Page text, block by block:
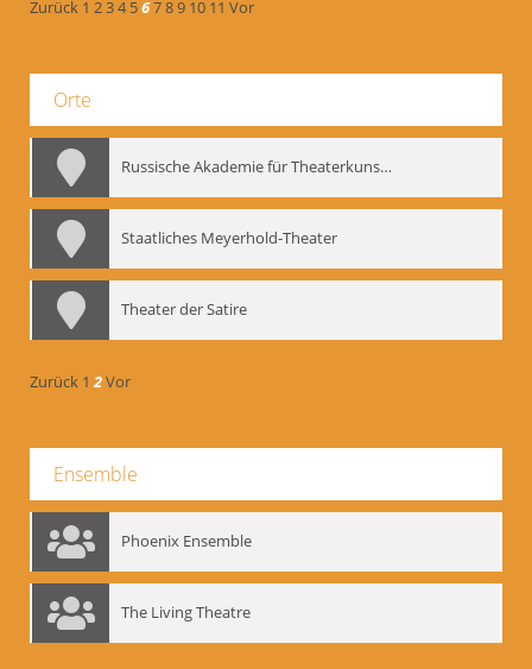
Zurück 1 234 56789 10 11 Vor
Orte
Russische Akademie für Theaterkunst – GITIS
Staatliches Meyerhold-Theater
Theater der Satire
Zurück 1 2Vor
Ensemble
Phoenix Ensemble
The Living Theatre